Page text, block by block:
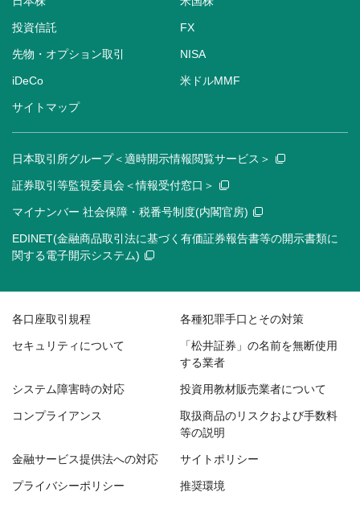
投資信託 FX
先物・オプション取引 NISA
iDeCo 米ドルMMF
サイトマップ
日本取引所グループ＜適時開示情報閲覧サービス＞
証券取引等監視委員会＜情報受付窓口＞
マイナンバー 社会保障・税番号制度(内閣官房)
EDINET(金融商品取引法に基づく有価証券報告書等の開示書類に
関する電子開示システム)
各口座取引規程 各種犯罪手口とその対策
セキュリティについて
「松井証券」の名前を無断使用
する業者
システム障害時の対応 投資用教材販売業者について
コンプライアンス
取扱商品のリスクおよび手数料
等の説明
金融サービス提供法への対応 サイトポリシー
プライバシーポリシー 推奨環境